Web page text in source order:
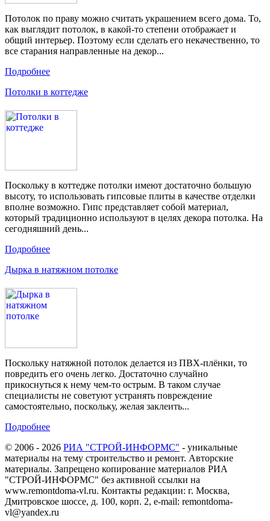
Потолок по праву можно считать украшением всего дома. То,
как выглядит потолок, в какой-то степени отображает и
общий интерьер. Поэтому если сделать его некачественно, то
все старания направленные на декор...
Подробнее
Потолки в коттедже
Поскольку в коттедже потолки имеют достаточно большую
высоту, то использовать гипсовые плиты в качестве отделки
вполне возможно. Гипс представляет собой материал,
который традиционно используют в целях декора потолка. На
сегодняшний день...
Подробнее
Дырка в натяжном потолке
Поскольку натяжной потолок делается из ПВХ-плёнки, то
повредить его очень легко. Достаточно случайно
прикоснуться к нему чем-то острым. В таком случае
специалисты не советуют устранять повреждение
самостоятельно, поскольку, желая заклеить...
Подробнее
© 2006 - 2026 РИА "СТРОЙ-ИНФОРМС" - уникальные
материалы на тему строительство и ремонт. Авторские
материалы. Запрещено копирование материалов РИА
"СТРОЙ-ИНФОРМС" без активной ссылки на
www.remontdoma-vl.ru. Контакты редакции: г. Москва,
Дмитровское шоссе, д. 100, корп. 2, e-mail: remontdoma-
vl@yandex.ru